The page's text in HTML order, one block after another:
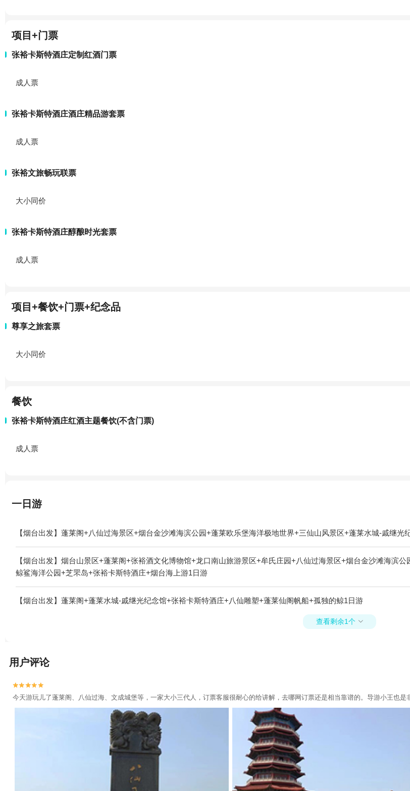
项目+门票
张裕卡斯特酒庄定制红酒门票
成人票
张裕卡斯特酒庄酒庄精品游套票
成人票
张裕文旅畅玩联票
大小同价
张裕卡斯特酒庄醇酿时光套票
成人票
项目+餐饮+门票+纪念品
尊享之旅套票
大小同价
餐饮
张裕卡斯特酒庄红酒主题餐饮(不含门票)
成人票
一日游
【烟台出发】蓬莱阁+八仙过海景区+烟台金沙滩海滨公园+蓬莱欧乐堡海洋极地世界+三仙山风景区+蓬莱水城-戚继光
【烟台出发】烟台山景区+蓬莱阁+张裕酒文化博物馆+龙口南山旅游景区+牟氏庄园+八仙过海景区+烟台金沙滩海滨
鲸鲨海洋公园+芝罘岛+张裕卡斯特酒庄+烟台海上游1日游
【烟台出发】蓬莱阁+蓬莱水城-戚继光纪念馆+张裕卡斯特酒庄+八仙雕塑+蓬莱仙阁帆船+孤独的鲸1日游
查看剩余1个 
用户评论


今天游玩儿了蓬莱阁、八仙过海、文成城堡等，一家大小三代人，订票客服很耐心的给讲解，去哪网订票还是相当靠谱的。导游小王也